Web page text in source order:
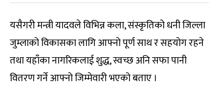
यसैगरी मन्त्री यादवले विभिन्न कला, संस्कृतिको धनी जिल्ला
जुम्लाको विकासका लागि आफ्नो पूर्ण साथ र सहयोग रहने
तथा यहाँका नागरिकलाई शुद्ध, स्वच्छ अनि सफा पानी
वितरण गर्ने आफ्नो जिम्मेवारी भएको बताए ।